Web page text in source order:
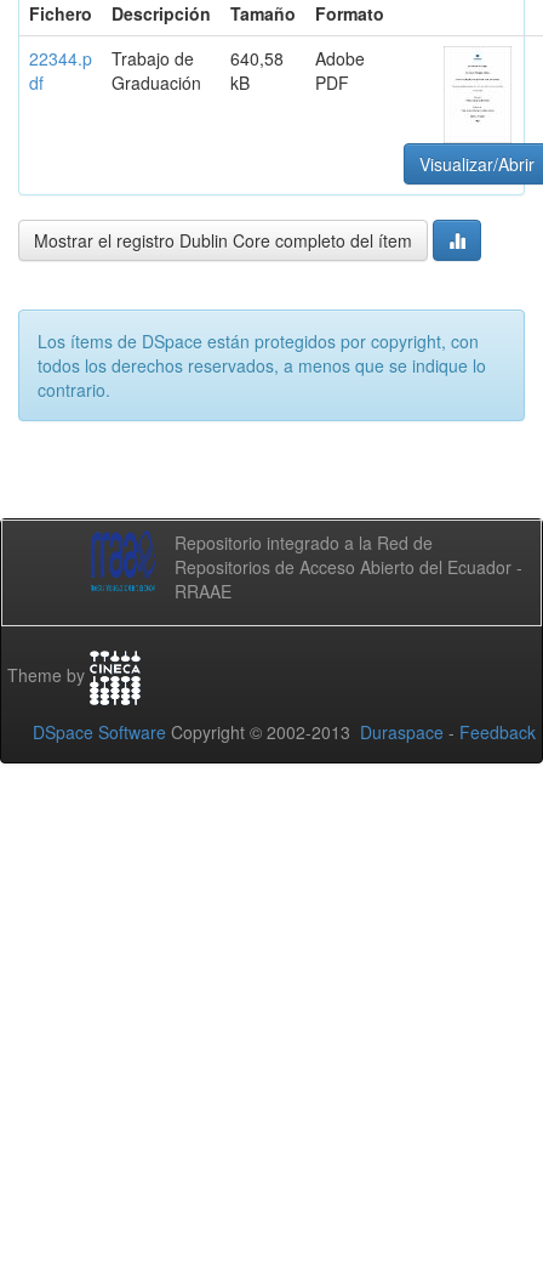
Fichero
Descripción Tamaño
Formato
22344.p
df
Trabajo de
Graduación
640,58
kB
Adobe
PDF
Visualizar/Abrir
Mostrar el registro Dublin Core completo del ítem
Los ítems de DSpace están protegidos por copyright, con
todos los derechos reservados, a menos que se indique lo
contrario.
Repositorio integrado a la Red de
Repositorios de Acceso Abierto del Ecuador -
RRAAE
Theme by
DSpace Software Copyright © 2002-2013 Duraspace - Feedback